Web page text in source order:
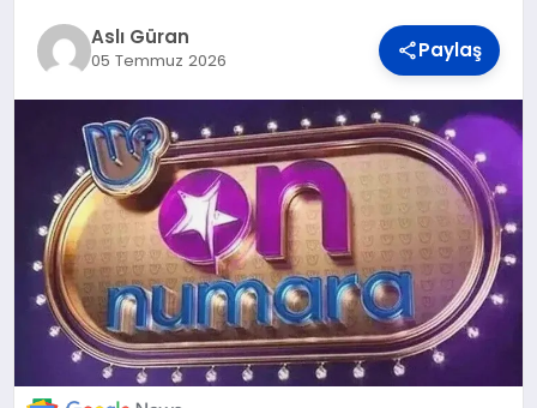
EKONOMI
BILIM VE TEKNOLOJI
OTOMOBIL
Aslı Güran
05 Temmuz 2026 Paylaş